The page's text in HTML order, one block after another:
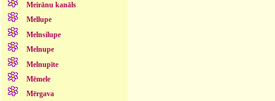
Meirānu kanāls
Mellupe
Melnsilupe
Melnupe
Melnupīte
Mēmele
Mērgava